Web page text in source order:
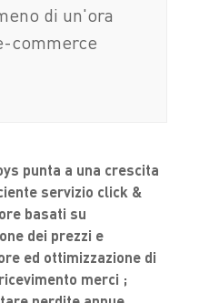
di un'ora
commerce
punta a una crescita
servizio click &
basati su
dei prezzi e
ed ottimizzazione di
merci ;